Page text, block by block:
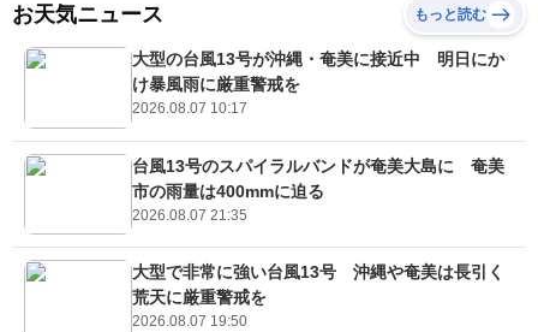
お天気ニュース もっと読む
大型の台風13号が沖縄・奄美に接近中 明日にか
け暴風雨に厳重警戒を
2026.08.07 10:17
台風13号のスパイラルバンドが奄美大島に 奄美
市の雨量は400mmに迫る
2026.08.07 21:35
大型で非常に強い台風13号 沖縄や奄美は長引く
荒天に厳重警戒を
2026.08.07 19:50